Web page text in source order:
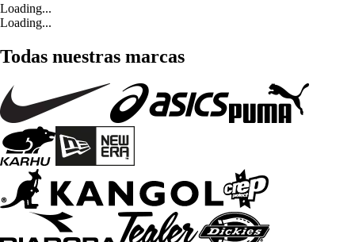
Loading...
Loading...
Todas nuestras marcas